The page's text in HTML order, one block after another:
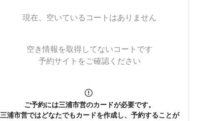
現在、空いているコートはありません
空き情報を取得してないコートです
予約サイトをご確認ください
ご予約には三浦市営のカードが必要です。
三浦市営ではどなたでもカードを作成し、予約することが